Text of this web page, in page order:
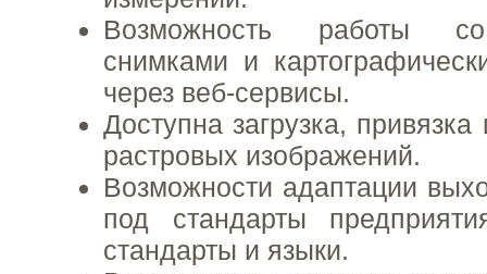
Возможность работы
снимками и
через веб-сервисы.
Доступна загрузка,
растровых изображений.
Возможности адаптации
под стандарты
стандарты и языки.